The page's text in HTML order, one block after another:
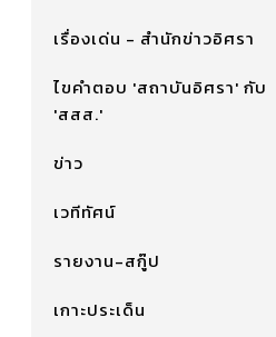
เรื่องเด่น - สำนักข่าวอิศรา
ไขคำตอบ 'สถาบันอิศรา' กับ
'สสส.'
ข่าว
เวทีทัศน์
รายงาน-สกู๊ป
เกาะประเด็น